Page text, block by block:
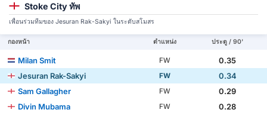
Stoke City ทัพ
เพื่อนร่วมทีมของ Jesuran Rak-Sakyi ในระดับสโมสร
กองหน้า ตำแหน่ง ประตู / 90'
Milan Smit FW
0.35
Jesuran Rak-Sakyi
FW
0.34
Sam Gallagher
FW
0.29
Divin Mubama
FW
0.28